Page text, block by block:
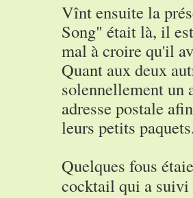
Vînt ensuite la
Song" était là, il
mal à croire qu'il
Quant aux deux
solennellement un
adresse postale
leurs petits
Quelques fous
cocktail qui a suivi